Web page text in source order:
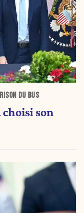
DU BUS
son